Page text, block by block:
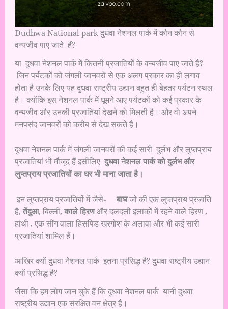
Dudhwa National park दुधवा नेशनल पार्क में कौन कौन से
वन्यजीव पाए जाते हैं?
या दुधवा नेशनल पार्क में कितनी प्रजातियों के वन्यजीव पाए जाते हैं?
जिन पर्यटकों को जंगली जानवरों से एक अलग प्रकार का ही लगाव
होता है उनके लिए यह दुधवा राष्ट्रीय उद्यान बहुत ही बेहतर पर्यटन स्थल
है। क्योंकि इस नेशनल पार्क में घूमने आए पर्यटकों को कई प्रकार के
वन्यजीव और उनकी प्रजातियां देखने को मिलती है। और वो अपने
मनपसंद जानवरों को करीब से देख सकते हैं।
दुधवा नेशनल पार्क में जंगली जानवरों की कई सारी दुर्लभ और लुप्तप्राय
प्रजातियां भी मौजूद हैं इसीलिए दुधवा नेशनल पार्क को दुर्लभ और
लुप्तप्राय प्रजातियों का घर भी माना जाता है।
इन लुप्तप्राय प्रजातियों में जैसे- बाघजो की एक लुप्तप्राय प्रजाति
है, तेंदुआ, बिल्ली, काले हिरणऔर दलदली इलाकों में रहने वाले हिरण ,
हांथी , एक सींग वाला हिसपिड खरगोश के अलावा और भी कई सारी
प्रजातियां शामिल हैं।
आखिर क्यों दुधवा नेशनल पार्क इतना प्रसिद्ध है? दुधवा राष्ट्रीय उद्यान
क्यों प्रसिद्ध है?
जैसा कि हम लोग जान चुके हैं कि दुधवा नेशनल पार्क यानी दुधवा
राष्ट्रीय उद्यान एक संरक्षित वन क्षेत्र है।